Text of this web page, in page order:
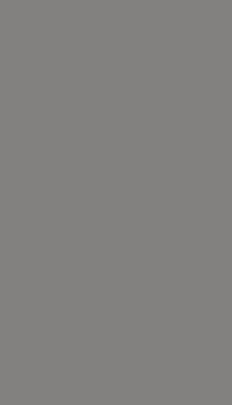
conserver l'état
sur
sur toute
ledit site
rolled out to all
test new
rolled out to all
test new
rolled out to all
rolled out to all